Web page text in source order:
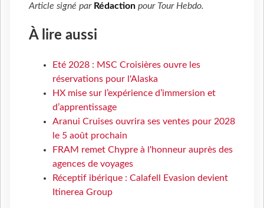
Article signé par Rédaction pour Tour Hebdo.
À lire aussi
Eté 2028 : MSC Croisières ouvre les
réservations pour l'Alaska
HX mise sur l’expérience d’immersion et
d’apprentissage
Aranui Cruises ouvrira ses ventes pour 2028
le 5 août prochain
FRAM remet Chypre à l'honneur auprès des
agences de voyages
Réceptif ibérique : Calafell Evasion devient
Itinerea Group